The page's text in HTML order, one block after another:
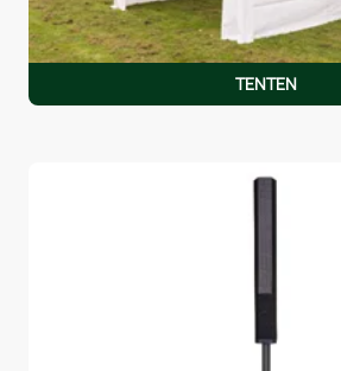
TENTEN